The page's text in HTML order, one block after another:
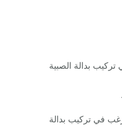
بدالة الصبية
في تركيب بدالة